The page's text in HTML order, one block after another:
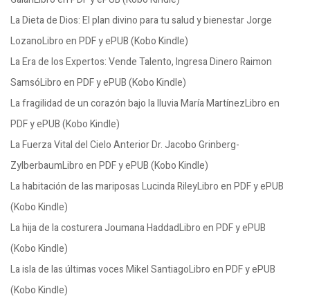
La Dieta de Dios: El plan divino para tu salud y bienestar Jorge
LozanoLibro en PDF y ePUB (Kobo Kindle)
La Era de los Expertos: Vende Talento, Ingresa Dinero Raimon
SamsóLibro en PDF y ePUB (Kobo Kindle)
La fragilidad de un corazón bajo la lluvia María MartínezLibro en
PDF y ePUB (Kobo Kindle)
La Fuerza Vital del Cielo Anterior Dr. Jacobo Grinberg-
ZylberbaumLibro en PDF y ePUB (Kobo Kindle)
La habitación de las mariposas Lucinda RileyLibro en PDF y ePUB
(Kobo Kindle)
La hija de la costurera Joumana HaddadLibro en PDF y ePUB
(Kobo Kindle)
La isla de las últimas voces Mikel SantiagoLibro en PDF y ePUB
(Kobo Kindle)